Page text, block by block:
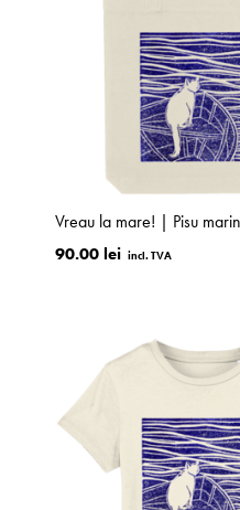
Vreau la mare! | Pisu
90.00 lei